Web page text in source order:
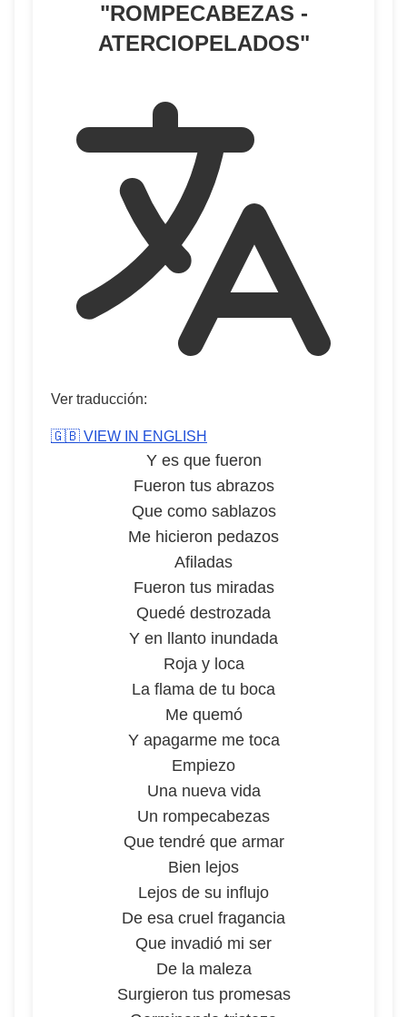
"ROMPECABEZAS -
ATERCIOPELADOS"
Ver traducción:
🇬🇧 VIEW IN ENGLISH
Y es que fueron
Fueron tus abrazos
Que como sablazos
Me hicieron pedazos
Afiladas
Fueron tus miradas
Quedé destrozada
Y en llanto inundada
Roja y loca
La flama de tu boca
Me quemó
Y apagarme me toca
Empiezo
Una nueva vida
Un rompecabezas
Que tendré que armar
Bien lejos
Lejos de su influjo
De esa cruel fragancia
Que invadió mi ser
De la maleza
Surgieron tus promesas